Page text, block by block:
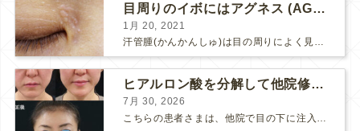
目周りのイボにはアグネス (AGNES）が効く！（ほぼ）ノーダウンタイムのイボ治療
1月 20, 2021
汗管腫(かんかんしゅ)は目の周りによく見られるいぼです。 以前は炭酸ガスレーザーでイボ組織を削って（蒸散とかアブレーションと言います）治療していました。 汗管腫は治療しても再発しやすい難治...
ヒアルロン酸を分解して他院修正（目の下のチンダル現象とその補正）
7月 30, 2026